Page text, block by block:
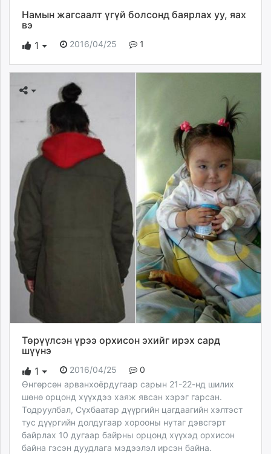
Намын жагсаалт үгүй болсонд баярлах уу, яах
вэ
1
2016/04/25 1
Төрүүлсэн үрээ орхисон эхийг ирэх сард
шүүнэ
1
2016/04/25
0
​Өнгөрсөн арванхоёрдугаар сарын 21-22-нд шилих
шөнө орцонд хүүхдээ хаяж явсан хэрэг гарсан.
Тодруулбал, Сүхбаатар дүүргийн цагдаагийн хэлтэст
тус дүүргийн долдугаар хорооны нутаг дэвсгэрт
байрлах 10 дугаар байрны орцонд хүүхэд орхисон
байна гэсэн дуудлага мэдээлэл ирсэн байна.